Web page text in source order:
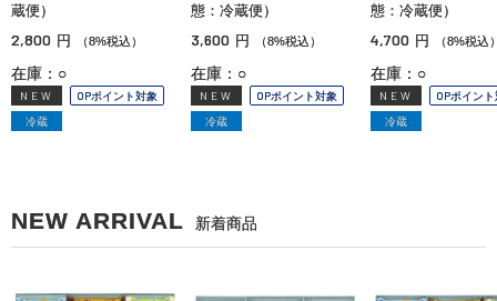
蔵便）
2,800 円 （8%税込）
在庫：○
NEW
OPポイント対象
冷蔵
態：冷蔵便）
3,600 円 （8%税込）
在庫：○
NEW
OPポイント対象
冷蔵
態：冷蔵便）
4,700 円 （8%税込
在庫：○
NEW
OPポイン
冷蔵
NEW ARRIVAL 新着商品